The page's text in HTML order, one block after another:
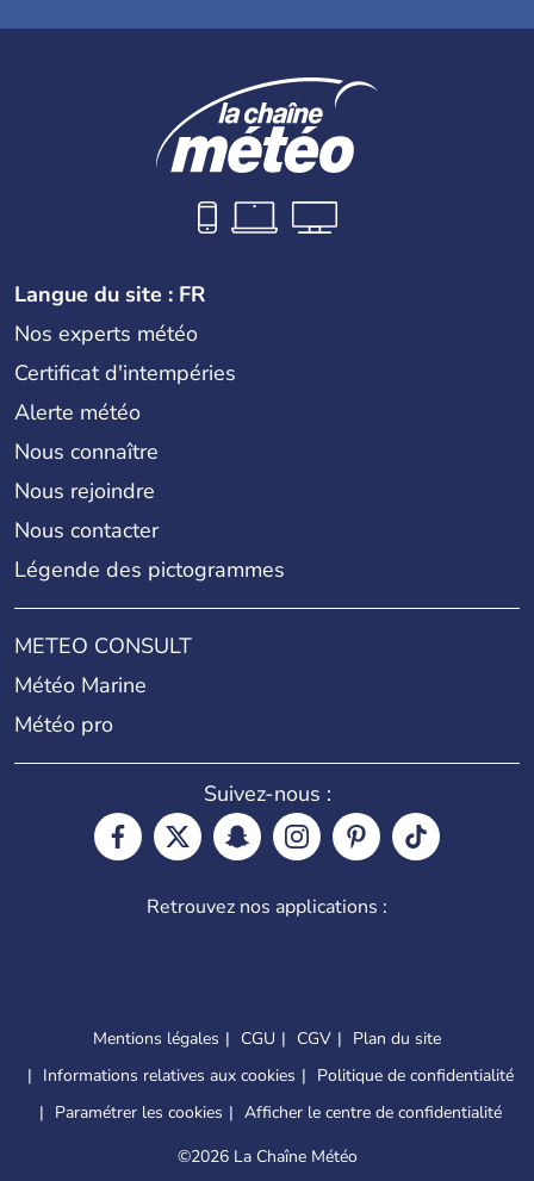
Langue du site : FR
Nos experts météo
Certificat d'intempéries
Alerte météo
Nous connaître
Nous rejoindre
Nous contacter
Légende des pictogrammes
METEO CONSULT
Météo Marine
Météo pro
Suivez-nous :
Retrouvez nos applications :
Mentions légales CGU CGV
Plan du site
Informations relatives aux cookies
Politique de confidentialité
Paramétrer les cookies
Afficher le centre de confidentialité
©2026 La Chaîne Météo